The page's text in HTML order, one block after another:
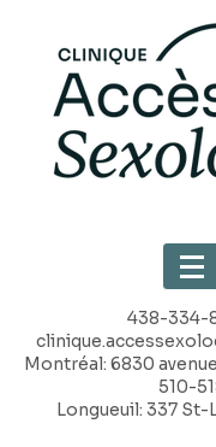
438-334-
Montréal: 6830
510-
Longueuil: 337 St-